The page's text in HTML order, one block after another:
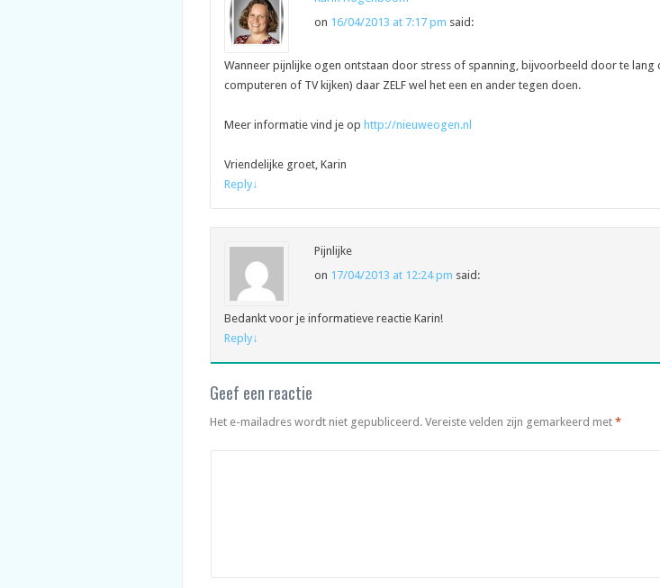
on 16/04/2013 at 7:17 pm said:
Wanneer pijnlijke ogen ontstaan door stress of spanning, bijvoorbeeld door te lang
computeren of TV kijken) daar ZELF wel het een en ander tegen doen.
Meer informatie vind je op http://nieuweogen.nl
Vriendelijke groet, Karin
Reply↓
Pijnlijke
on 17/04/2013 at 12:24 pm said:
Bedankt voor je informatieve reactie Karin!
Reply↓
Geef een reactie
Het e-mailadres wordt niet gepubliceerd. Vereiste velden zijn gemarkeerd met *